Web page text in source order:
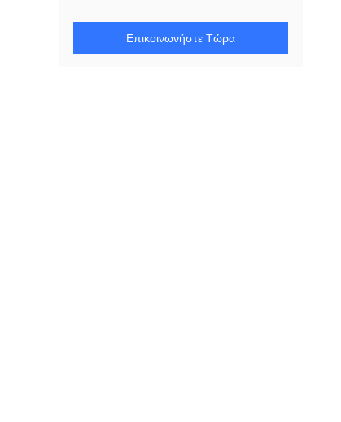
Επικοινωνήστε Τώρα